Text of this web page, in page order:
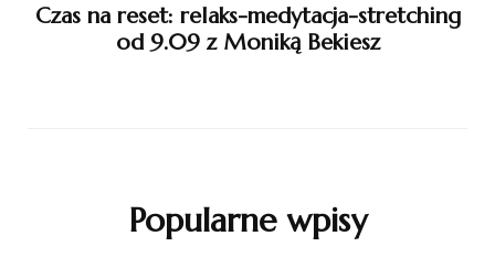
Czas na reset: relaks-medytacja-stretching
od 9.09 z Moniką Bekiesz
Popularne wpisy